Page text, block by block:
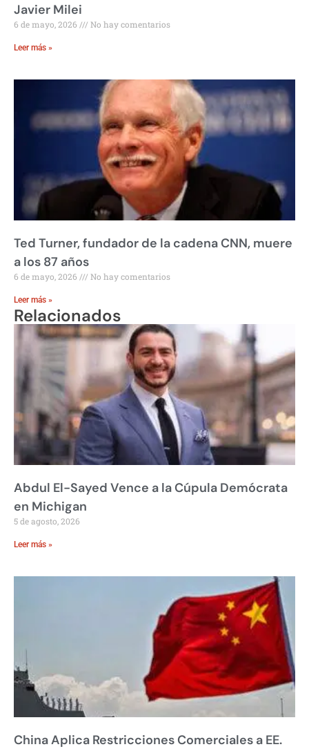
Javier Milei
6 de mayo, 2026 No hay comentarios
Leer más »
Ted Turner, fundador de la cadena CNN, muere
a los 87 años
6 de mayo, 2026 No hay comentarios
Leer más »
Relacionados
Abdul El-Sayed Vence a la Cúpula Demócrata
en Michigan
5 de agosto, 2026
Leer más »
China Aplica Restricciones Comerciales a EE.